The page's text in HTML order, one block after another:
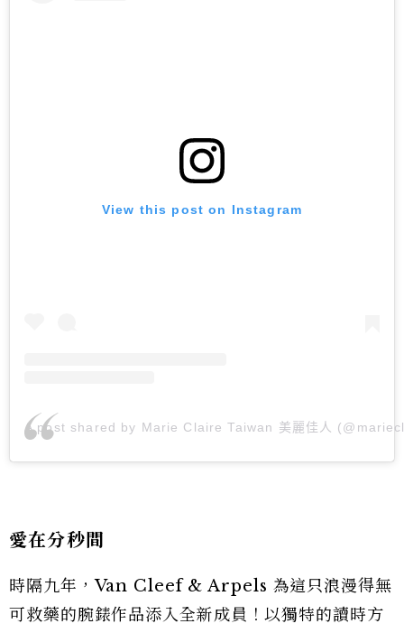
View this post on Instagram
A post shared by Marie Claire Taiwan 美麗佳人
愛在分秒間
時隔九年，Van Cleef & Arpels 為這只浪漫得無
可救藥的腕錶作品添入全新成員！以獨特的讀時方